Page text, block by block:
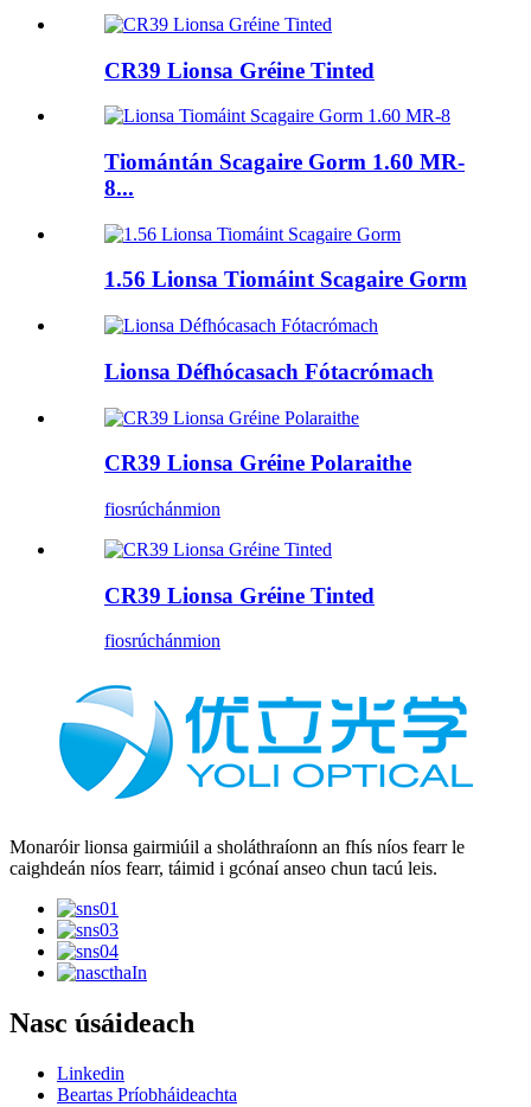
CR39 Lionsa Gréine Tinted
Tiomántán Scagaire Gorm 1.60 MR-
8...
1.56 Lionsa Tiomáint Scagaire Gorm
Lionsa Défhócasach Fótacrómach
CR39 Lionsa Gréine Polaraithe
fiosrúchánmion
CR39 Lionsa Gréine Tinted
fiosrúchánmion
Monaróir lionsa gairmiúil a sholáthraíonn an fhís níos fearr le
caighdeán níos fearr, táimid i gcónaí anseo chun tacú leis.
Nasc úsáideach
Linkedin
Beartas Príobháideachta